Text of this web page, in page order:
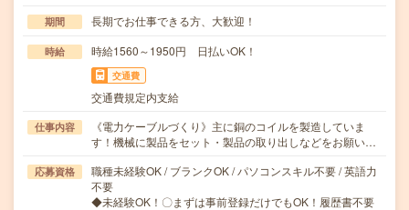
期間 長期でお仕事できる方、大歓迎！
時給 時給1560～1950円 日払いOK！
交通費
交通費規定内支給
仕事内容
《電力ケーブルづくり》主に銅のコイルを製造していま
す！機械に製品をセット・製品の取り出しなどをお願い…
応募資格
職種未経験OK / ブランクOK / パソコンスキル不要 / 英語力
不要
◆未経験OK！〇まずは事前登録だけでもOK！履歴書不要